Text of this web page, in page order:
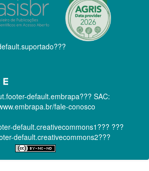
default.embrapa??? SAC:
fale-conosco
default.creativecommons1??? ???
default.creativecommons2???